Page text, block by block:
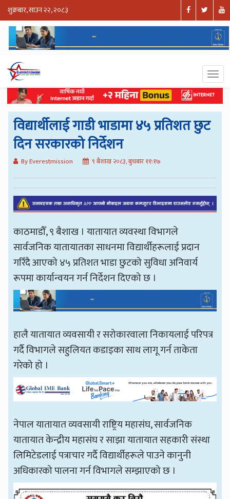
शुक्रबार, साउन २२, २०८३
विद्यार्थीलाई गाडी भाडामा ४५ प्रतिशत छुट
दिन सरकारको निर्देशन
By Everestmission ९ बैशाख २०८३, बुधबार ११:१७
काठमाडौँ, ९ बैशाख । यातायात व्यवस्था विभागले
सार्वजनिक यातायातका साधनमा विद्यार्थीहरूलाई प्रदान
गरिँदै आएको ४५ प्रतिशत भाडा छुटको सुविधा अनिवार्य
रूपमा कार्यान्वयन गर्न निर्देशन दिएको छ ।
हालै यातायात व्यवसायी र सरोकारवाला निकायलाई परिपत्र
गर्दै विभागले सहुलियत कडाइका साथ लागू गर्न ताकेता
गरेको हो ।
नेपाल यातायात व्यवसायी राष्ट्रिय महासंघ, सार्वजनिक
यातायात केन्द्रीय महासंघ र साझा यातायात सहकारी संस्था
लिमिटेडलाई पत्राचार गर्दै विद्यार्थीहरूले पाउने कानुनी
अधिकारको पालना गर्न विभागले सम्झाएको छ ।